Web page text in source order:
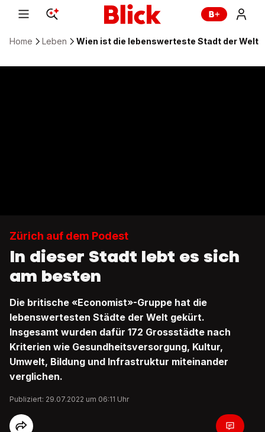
Home Leben Wien ist die lebenswerteste Stadt der Welt
Zürich auf dem Podest
In dieser Stadt lebt es sich
am besten
Die britische «Economist»-Gruppe hat die
lebenswertesten Städte der Welt gekürt.
Insgesamt wurden dafür 172 Grossstädte nach
Kriterien wie Gesundheitsversorgung, Kultur,
Umwelt, Bildung und Infrastruktur miteinander
verglichen.
Publiziert: 29.07.2022 um 06:11 Uhr